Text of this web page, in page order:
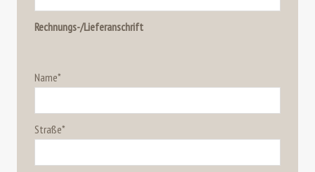
Rechnungs-/Lieferanschrift
Name*
Straße*